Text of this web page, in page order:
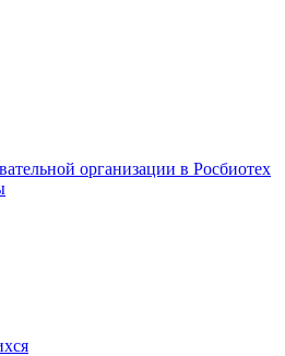
организации в Росбиотех